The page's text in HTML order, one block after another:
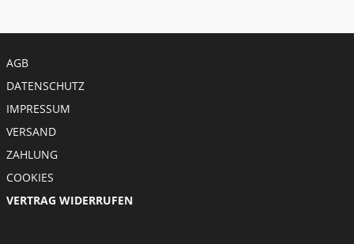
Meta menu
AGB
DATENSCHUTZ
IMPRESSUM
VERSAND
ZAHLUNG
COOKIES
VERTRAG WIDERRUFEN